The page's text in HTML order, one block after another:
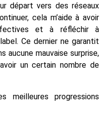
départ vers des réseaux
cela m’aide à avoir
et à réfléchir à
Ce dernier ne garantit
aucune mauvaise surprise,
un certain nombre de
meilleures progressions